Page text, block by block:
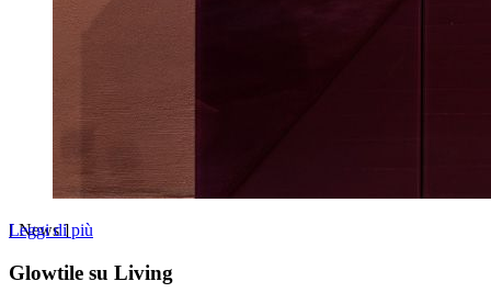
Leggi di più
[News]
Glowtile su Living